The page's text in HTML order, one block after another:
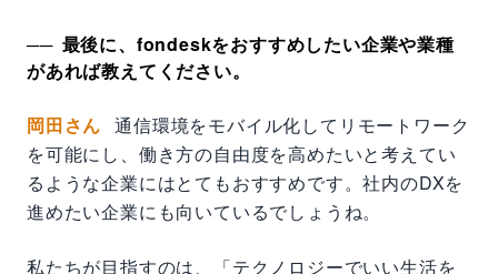
最後に、fondeskをおすすめしたい企業や業種
があれば教えてください。
岡田さん 通信環境をモバイル化してリモートワーク
を可能にし、働き方の自由度を高めたいと考えてい
るような企業にはとてもおすすめです。社内のDXを
進めたい企業にも向いているでしょうね。
私たちが目指すのは、「テクノロジーでいい生活を